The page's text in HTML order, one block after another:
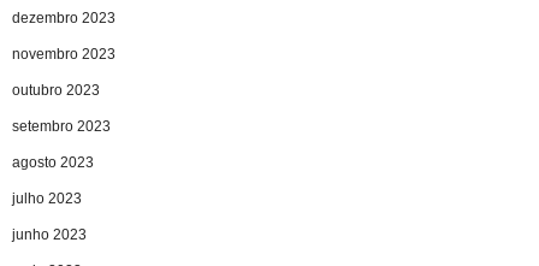
dezembro 2023
novembro 2023
outubro 2023
setembro 2023
agosto 2023
julho 2023
junho 2023